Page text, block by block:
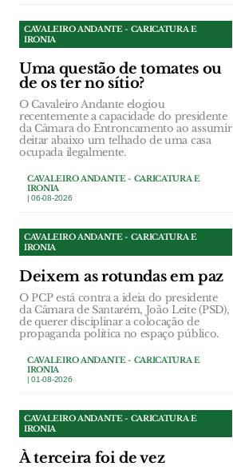
CAVALEIRO ANDANTE - CARICATURA E
IRONIA
Uma questão de tomates ou
de os ter no sítio?
O Cavaleiro Andante elogiou
recentemente a capacidade do presidente
da Câmara do Entroncamento ao assumir
deitar abaixo um telhado de uma casa
ocupada ilegalmente.
CAVALEIRO ANDANTE - CARICATURA E
IRONIA
| 06-08-2026
CAVALEIRO ANDANTE - CARICATURA E
IRONIA
Deixem as rotundas em paz
O PCP está contra a ideia do presidente
da Câmara de Santarém, João Leite (PSD),
de querer disciplinar a colocação de
propaganda política no espaço público.
CAVALEIRO ANDANTE - CARICATURA E
IRONIA
| 01-08-2026
CAVALEIRO ANDANTE - CARICATURA E
IRONIA
À terceira foi de vez